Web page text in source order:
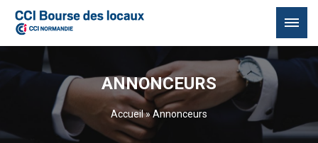
ANNONCEURS
Accueil»Annonceurs